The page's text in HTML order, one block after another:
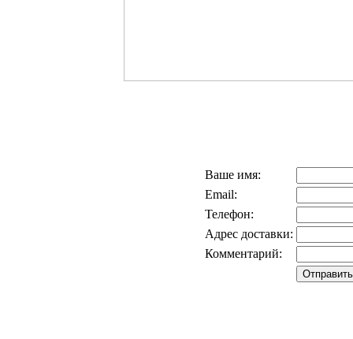
Ваше имя:
Email:
Телефон:
Адрес доставки:
Комментарий: